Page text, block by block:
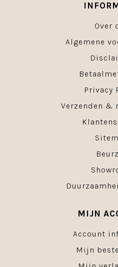
Over
Algemene
Privacy
Verzenden &
MIJN
Account
Mijn